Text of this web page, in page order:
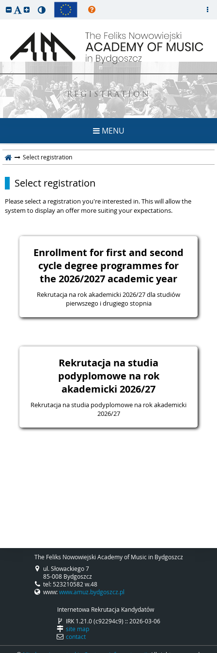
REGISTRATION
MENU
Select registration
Select registration
Please select a registration you're interested in. This will allow the
system to display an offer more suiting your expectations.
Enrollment for first and second
cycle degree programmes for
the 2026/2027 academic year
Rekrutacja na rok akademicki 2026/27 dla studiów
pierwszego i drugiego stopnia
Rekrutacja na studia
podyplomowe na rok
akademicki 2026/27
Rekrutacja na studia podyplomowe na rok akademicki
2026/27
The Feliks Nowowiejski Academy of Music in Bydgoszcz
ul. Słowackiego 7
85-008 Bydgoszcz
tel: 523210582 w.48
www:www.amuz.bydgoszcz.pl
Internetowa Rekrutacja Kandydatów
IRK 1.21.0 (c92294c9) :: 2026-03-06
site map
contact